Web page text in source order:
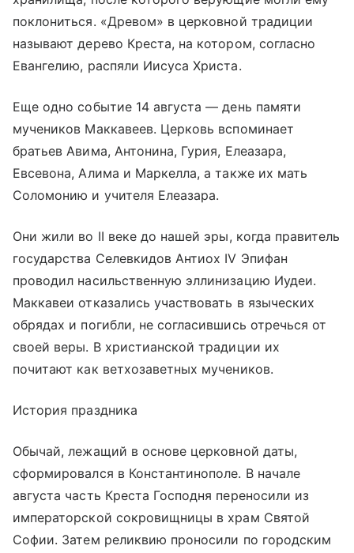
поклониться. «Древом» в церковной традиции
называют дерево Креста, на котором, согласно
Евангелию, распяли Иисуса Христа.
Еще одно событие 14 августа — день памяти
мучеников Маккавеев. Церковь вспоминает
братьев Авима, Антонина, Гурия, Елеазара,
Евсевона, Алима и Маркелла, а также их мать
Соломонию и учителя Елеазара.
Они жили во II веке до нашей эры, когда правитель
государства Селевкидов Антиох IV Эпифан
проводил насильственную эллинизацию Иудеи.
Маккавеи отказались участвовать в языческих
обрядах и погибли, не согласившись отречься от
своей веры. В христианской традиции их
почитают как ветхозаветных мучеников.
История праздника
Обычай, лежащий в основе церковной даты,
сформировался в Константинополе. В начале
августа часть Креста Господня переносили из
императорской сокровищницы в храм Святой
Софии. Затем реликвию проносили по городским